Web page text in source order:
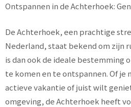
Ontspannen in de Achterhoek:
De Achterhoek, een prachtige
Nederland, staat bekend om zijn
is dan ook de ideale bestemming
te komen en te ontspannen. Of je
actieve vakantie of juist wilt
omgeving, de Achterhoek heeft